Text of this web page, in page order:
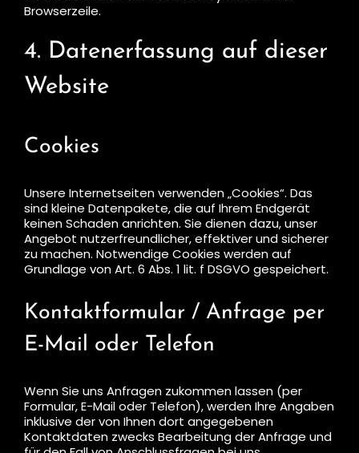
Browserzeile.
4. Datenerfassung auf dieser
Website
Cookies
Unsere Internetseiten verwenden „Cookies“. Das
sind kleine Datenpakete, die auf Ihrem Endgerät
keinen Schaden anrichten. Sie dienen dazu, unser
Angebot nutzerfreundlicher, effektiver und sicherer
zu machen. Notwendige Cookies werden auf
Grundlage von Art. 6 Abs. 1 lit. f DSGVO gespeichert.
Kontaktformular / Anfrage per
E-Mail oder Telefon
Wenn Sie uns Anfragen zukommen lassen (per
Formular, E-Mail oder Telefon), werden Ihre Angaben
inklusive der von Ihnen dort angegebenen
Kontaktdaten zwecks Bearbeitung der Anfrage und